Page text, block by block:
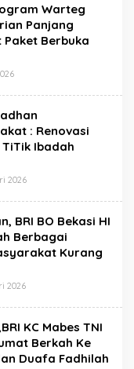
Warteg
Panjang
Berbuka
Oleh
: Renovasi
Ibadah
2026Oleh
BRI BO Bekasi HI
Berbagai
Kurang
2026Oleh
KC Mabes TNI
Berkah Ke
Duafa Fadhilah